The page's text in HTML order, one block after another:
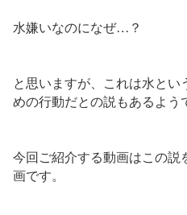
水嫌いなのになぜ…？
と思いますが、これは水と
めの行動だとの説もあるよう
今回ご紹介する動画はこの
画です。